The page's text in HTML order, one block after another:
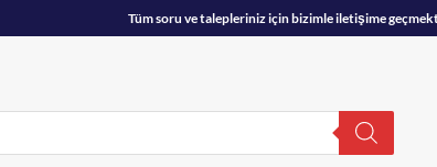
Tüm soru ve talepleriniz için bizimle iletişime